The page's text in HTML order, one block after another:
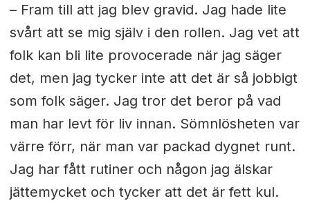
– Fram till att jag blev gravid. Jag hade lite
svårt att se mig själv i den rollen. Jag vet att
folk kan bli lite provocerade när jag säger
det, men jag tycker inte att det är så jobbigt
som folk säger. Jag tror det beror på vad
man har levt för liv innan. Sömnlösheten var
värre förr, när man var packad dygnet runt.
Jag har fått rutiner och någon jag älskar
jättemycket och tycker att det är fett kul.